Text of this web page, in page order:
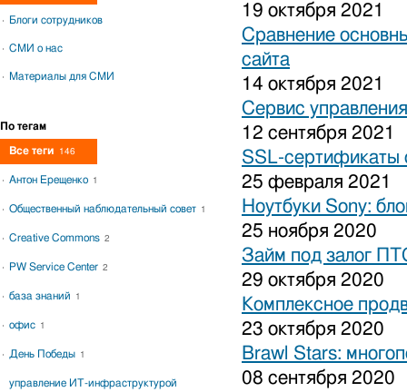
19 октября 2021
Сравнение
сайта
14 октября 2021
Сервис
12 сентября 2021
SSL-сертификаты
25 февраля 2021
Ноутбуки Sony:
25 ноября 2020
Займ под залог
29 октября 2020
Комплексное
23 октября 2020
Brawl Stars:
08 сентября 2020
Блоги сотрудников
СМИ о нас
Материалы для СМИ
По тегам
Все теги 146
Антон Ерещенко 1
Общественный наблюдательный совет 1
Creative Commons 2
PW Service Center 2
база знаний 1
офис 1
День Победы 1
управление ИТ-инфраструктурой